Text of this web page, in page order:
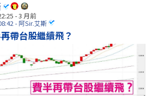
- 3 月前
- 阿Sir.艾斯
帶台股繼續飛？